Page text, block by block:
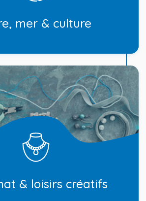
mer & culture
& loisirs créatifs